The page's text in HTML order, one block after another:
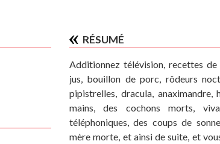
RÉSUMÉ
Additionnez télévision, recettes
jus, bouillon de porc, rôdeurs
pipistrelles, dracula,
mains, des cochons morts,
téléphoniques, des coups de
mère morte, et ainsi de suite, et